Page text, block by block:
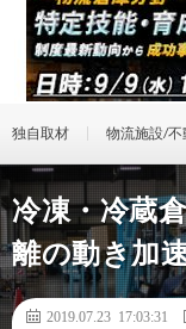
独自取材 物流施設/不
冷凍・冷蔵
離の動き加
2019.07.23 17:03:31